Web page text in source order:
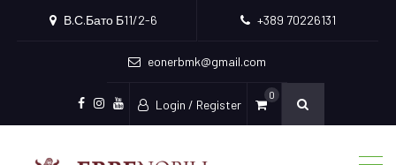
В.С.Бато Б11/2-6 +389 70226131
eonerbmk@gmail.com
Facebook
Instagram
Youtube
Login / Register
0